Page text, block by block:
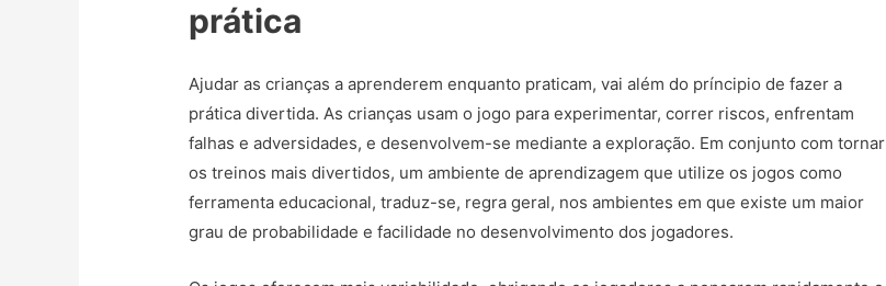
prática
Ajudar as crianças a aprenderem enquanto praticam, vai além do príncipio de fazer a
prática divertida. As crianças usam o jogo para experimentar, correr riscos, enfrentam
falhas e adversidades, e desenvolvem-se mediante a exploração. Em conjunto com tornar
os treinos mais divertidos, um ambiente de aprendizagem que utilize os jogos como
ferramenta educacional, traduz-se, regra geral, nos ambientes em que existe um maior
grau de probabilidade e facilidade no desenvolvimento dos jogadores.